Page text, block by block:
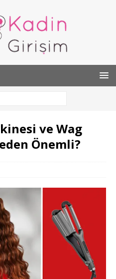
ve Wag
Önemli?